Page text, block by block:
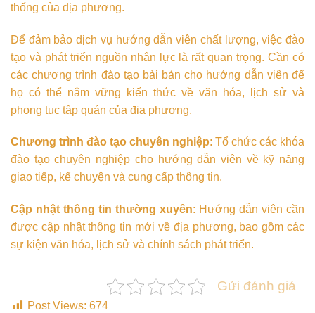
thống của địa phương.
Để đảm bảo dịch vụ hướng dẫn viên chất lượng, việc đào
tạo và phát triển nguồn nhân lực là rất quan trọng. Cần có
các chương trình đào tạo bài bản cho hướng dẫn viên để
họ có thể nắm vững kiến thức về văn hóa, lịch sử và
phong tục tập quán của địa phương.
Chương trình đào tạo chuyên nghiệp: Tổ chức các khóa
đào tạo chuyên nghiệp cho hướng dẫn viên về kỹ năng
giao tiếp, kể chuyện và cung cấp thông tin.
Cập nhật thông tin thường xuyên: Hướng dẫn viên cần
được cập nhật thông tin mới về địa phương, bao gồm các
sự kiện văn hóa, lịch sử và chính sách phát triển.
Gửi đánh giá
Post Views: 674